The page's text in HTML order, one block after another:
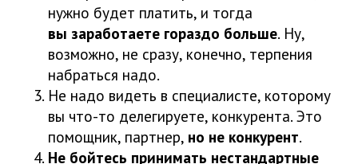
нужно будет платить, и тогда
вы заработаете гораздо больше. Ну,
возможно, не сразу, конечно, терпения
набраться надо.
Не надо видеть в специалисте, которому
вы что-то делегируете, конкурента. Это
помощник, партнер, но не конкурент.
Не бойтесь принимать нестандартные